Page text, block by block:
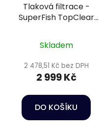
Tlaková filtrace -
SuperFish TopClear
Skladem
2 478,51 Kč bez DPH
2 999 Kč
DO KOŠÍKU